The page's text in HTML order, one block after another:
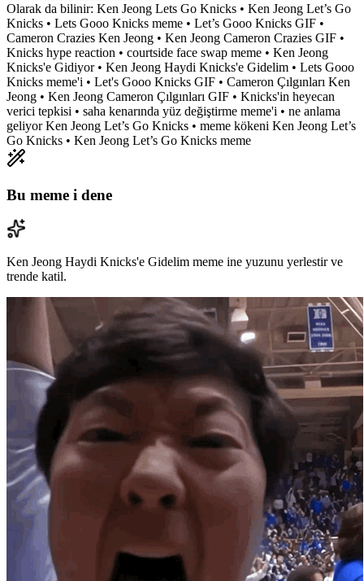
Olarak da bilinir: Ken Jeong Lets Go Knicks • Ken Jeong Let’s Go
Knicks • Lets Gooo Knicks meme • Let’s Gooo Knicks GIF •
Cameron Crazies Ken Jeong • Ken Jeong Cameron Crazies GIF •
Knicks hype reaction • courtside face swap meme • Ken Jeong
Knicks'e Gidiyor • Ken Jeong Haydi Knicks'e Gidelim • Lets Gooo
Knicks meme'i • Let's Gooo Knicks GIF • Cameron Çılgınları Ken
Jeong • Ken Jeong Cameron Çılgınları GIF • Knicks'in heyecan
verici tepkisi • saha kenarında yüz değiştirme meme'i • ne anlama
geliyor Ken Jeong Let’s Go Knicks • meme kökeni Ken Jeong Let’s
Go Knicks • Ken Jeong Let’s Go Knicks meme
Bu meme i dene
Ken Jeong Haydi Knicks'e Gidelim meme ine yuzunu yerlestir ve
trende katil.